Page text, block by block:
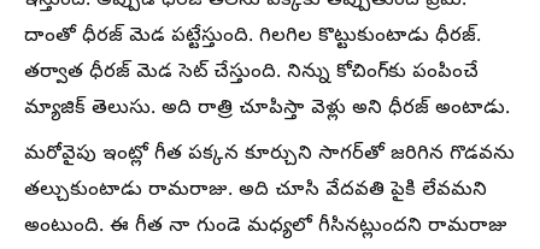
దాంతో ధీరజ్ మెడ పట్టేస్తుంది. గిలగిల కొట్టుకుంటాడు ధీరజ్.
తర్వాత ధీరజ్ మెడ సెట్ చేస్తుంది. నిన్ను కోచింగ్‌కు పంపించే
మ్యాజిక్ తెలుసు. అది రాత్రి చూపిస్తా వెళ్లు అని ధీరజ్ అంటాడు.
మరోవైపు ఇంట్లో గీత పక్కన కూర్చుని సాగర్‌తో జరిగిన గొడవను
తల్చుకుంటాడు రామరాజు. అది చూసి వేదవతి పైకి లేవమని
అంటుంది. ఈ గీత నా గుండె మధ్యలో గీసినట్లుందని రామరాజు